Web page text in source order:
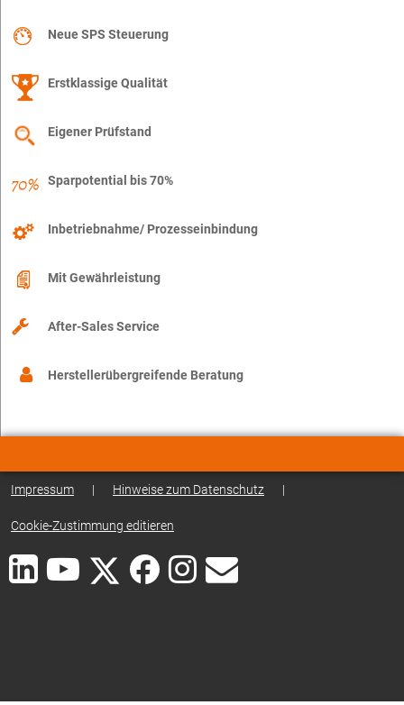
Neue SPS Steuerung
Erstklassige Qualität
Eigener Prüfstand
Sparpotential bis 70%
Inbetriebnahme/ Prozesseinbindung
Mit Gewährleistung
After-Sales Service
Herstellerübergreifende Beratung
Impressum | Hinweise zum Datenschutz |
Cookie-Zustimmung editieren